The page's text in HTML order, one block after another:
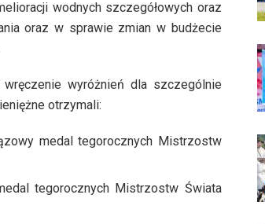
wodnych szczegółowych oraz
oraz w sprawie zmian w budżecie
wyróżnień dla szczególnie
otrzymali:
medal tegorocznych Mistrzostw
tegorocznych Mistrzostw Świata